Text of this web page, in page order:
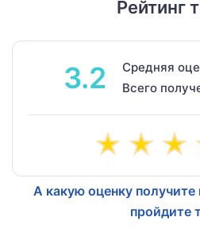
Рейтинг
3.2
Средняя
Всего
А какую оценку
пройдите